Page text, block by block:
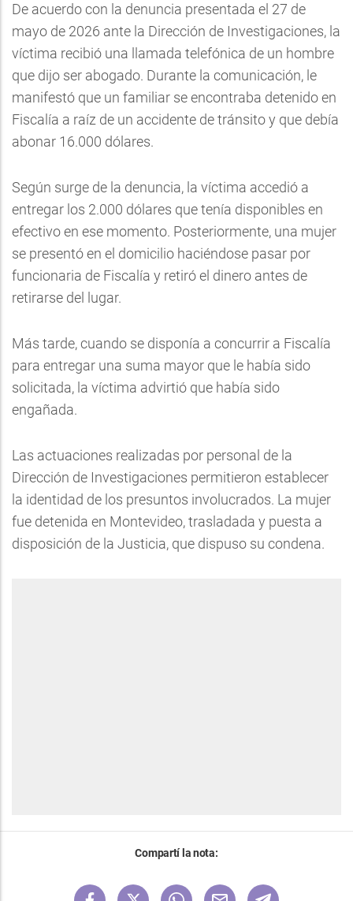
De acuerdo con la denuncia presentada el 27 de
mayo de 2026 ante la Dirección de Investigaciones, la
víctima recibió una llamada telefónica de un hombre
que dijo ser abogado. Durante la comunicación, le
manifestó que un familiar se encontraba detenido en
Fiscalía a raíz de un accidente de tránsito y que debía
abonar 16.000 dólares.
Según surge de la denuncia, la víctima accedió a
entregar los 2.000 dólares que tenía disponibles en
efectivo en ese momento. Posteriormente, una mujer
se presentó en el domicilio haciéndose pasar por
funcionaria de Fiscalía y retiró el dinero antes de
retirarse del lugar.
Más tarde, cuando se disponía a concurrir a Fiscalía
para entregar una suma mayor que le había sido
solicitada, la víctima advirtió que había sido
engañada.
Las actuaciones realizadas por personal de la
Dirección de Investigaciones permitieron establecer
la identidad de los presuntos involucrados. La mujer
fue detenida en Montevideo, trasladada y puesta a
disposición de la Justicia, que dispuso su condena.
Compartí la nota: